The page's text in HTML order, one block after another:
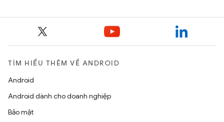
TÌM HIỂU THÊM VỀ ANDROID
Android
Android dành cho doanh nghiệp
Bảo mật